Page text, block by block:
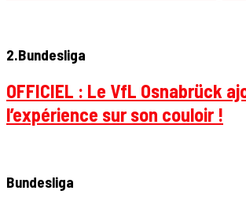
2.Bundesliga
OFFICIEL : Le VfL Osnabrück
l’expérience sur son couloir !
Bundesliga